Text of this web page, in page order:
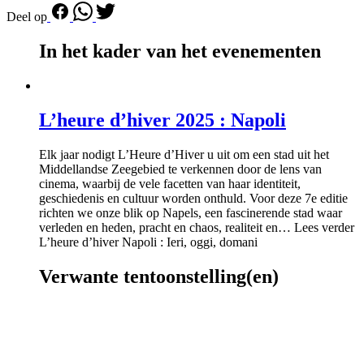
Deel op
In het kader van het evenementen
L’heure d’hiver 2025 : Napoli
Elk jaar nodigt L’Heure d’Hiver u uit om een stad uit het
Middellandse Zeegebied te verkennen door de lens van
cinema, waarbij de vele facetten van haar identiteit,
geschiedenis en cultuur worden onthuld. Voor deze 7e editie
richten we onze blik op Napels, een fascinerende stad waar
verleden en heden, pracht en chaos, realiteit en… Lees verder
L’heure d’hiver Napoli : Ieri, oggi, domani
Verwante tentoonstelling(en)